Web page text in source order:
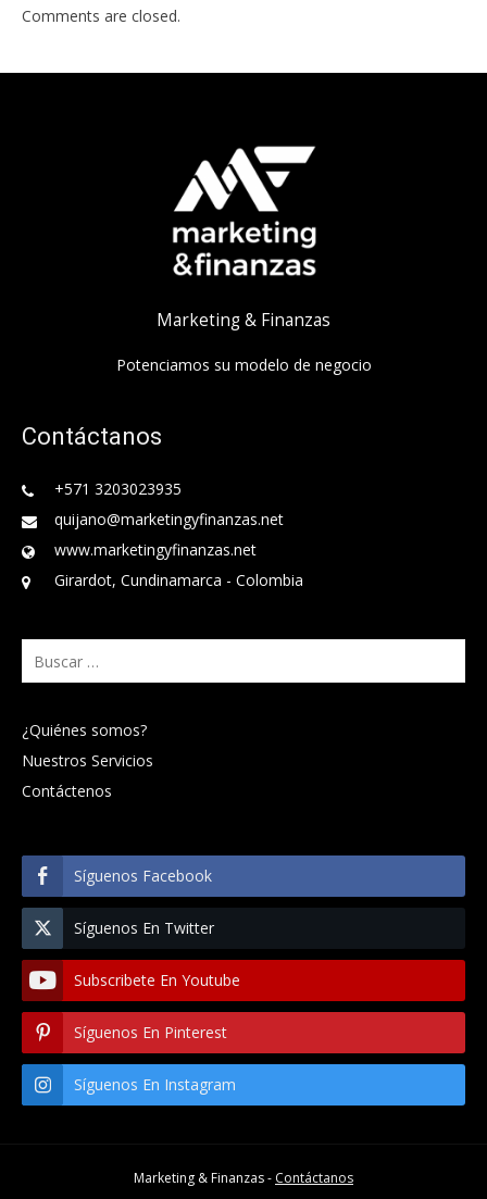
Comments are closed.
Marketing & Finanzas
Potenciamos su modelo de negocio
Contáctanos
+571 3203023935
quijano@marketingyfinanzas.net
www.marketingyfinanzas.net
Girardot, Cundinamarca - Colombia
Buscar:
¿Quiénes somos?
Nuestros Servicios
Contáctenos
Síguenos Facebook
Síguenos En Twitter
Subscribete En Youtube
Síguenos En Pinterest
Síguenos En Instagram
Marketing & Finanzas - Contáctanos